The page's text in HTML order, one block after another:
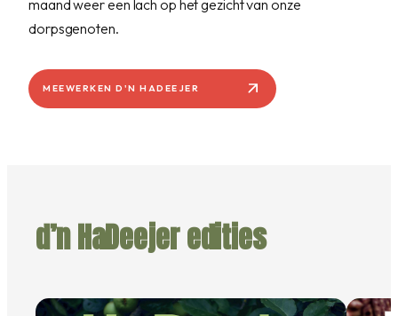
maand weer een lach op het gezicht van onze
dorpsgenoten.
d’n HaDeejer edities